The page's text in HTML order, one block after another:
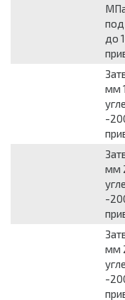
под
до
мм
-
мм
-
мм
-